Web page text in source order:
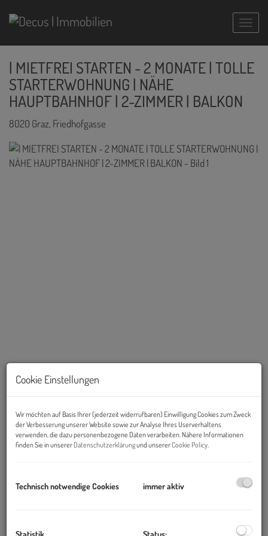
| MIETFREI STARTEN - 2 MONATE | TOLLE
STARTERWOHNUNG | NÄHE
HAUPTBAHNHOF | 2-ZIMMER | BALKON
8020 Graz, Friedhofgasse
Beschreibung
Verkehrslage in Graz direkt in der Nähe des Hauptbahnhofs und
Cookie Einstellungen
Wir möchten auf Basis Ihrer (jederzeit widerrufbaren) Einwilligung Cookies zum Zweck
der Verbesserung unserer Website sowie zur Analyse Ihres Userverhaltens
verwenden, die dazu personenbezogene Daten verarbeiten. Nähere Informationen
finden Sie in unserer Datenschutzerklärungund unsererCookie Policy
Technisch notwendige Cookies immer aktiv
Statistik
Status: